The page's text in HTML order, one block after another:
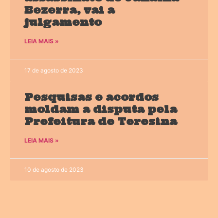
Bezerra, vai a
julgamento
LEIA MAIS »
17 de agosto de 2023
Pesquisas e acordos
moldam a disputa pela
Prefeitura de Teresina
LEIA MAIS »
10 de agosto de 2023